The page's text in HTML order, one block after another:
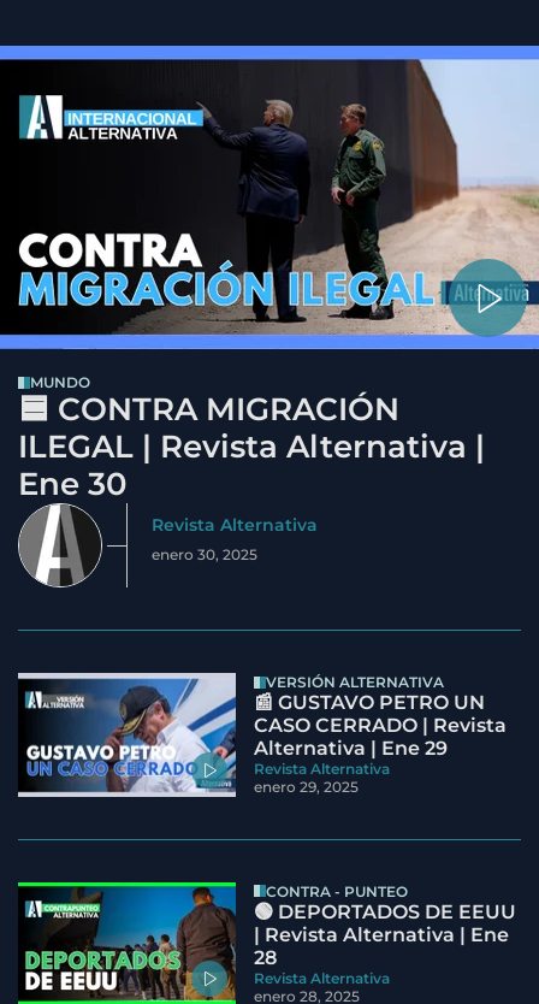
MUNDO
🟦 CONTRA MIGRACIÓN
ILEGAL | Revista Alternativa |
Ene 30
Revista Alternativa
enero 30, 2025
VERSIÓN ALTERNATIVA
📰 GUSTAVO PETRO UN
CASO CERRADO | Revista
Alternativa | Ene 29
Revista Alternativa
enero 29, 2025
CONTRA - PUNTEO
🟢 DEPORTADOS DE EEUU
| Revista Alternativa | Ene
28
Revista Alternativa
enero 28, 2025